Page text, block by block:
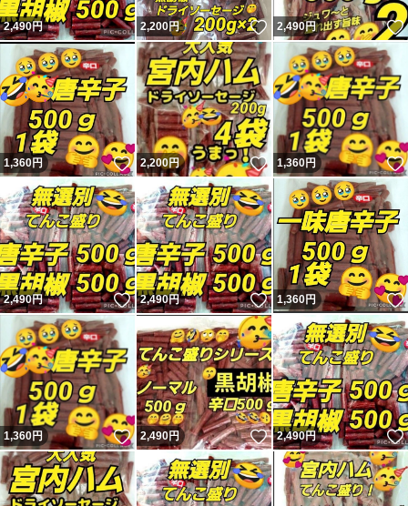
2,490円 2,200円 いいね！
2,490円
1,360円 いいね！
2,200円 いいね！
1,360円
2,490円 いいね！
2,490円 いいね！
1,360円
1,360円 いいね！
2,490円 いいね！
2,490円